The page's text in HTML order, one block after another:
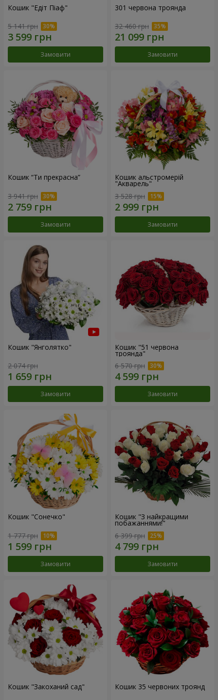
Кошик "Едіт Піаф"
5 141 грн
Замовити
301 червона троянда
32 460 грн
Замовити
Кошик “Ти прекрасна”
3 941 грн
Замовити
Кошик альстромерій
"Акварель"
3 528 грн
Замовити
Кошик "Янголятко"
2 074 грн
Замовити
Кошик "51 червона
троянда"
6 570 грн
Замовити
Кошик "Сонечко"
1 777 грн
Замовити
Кошик "З найкращими
побажаннями!"
6 399 грн
Замовити
Кошик "Закоханий сад" Кошик 35 червоних троянд